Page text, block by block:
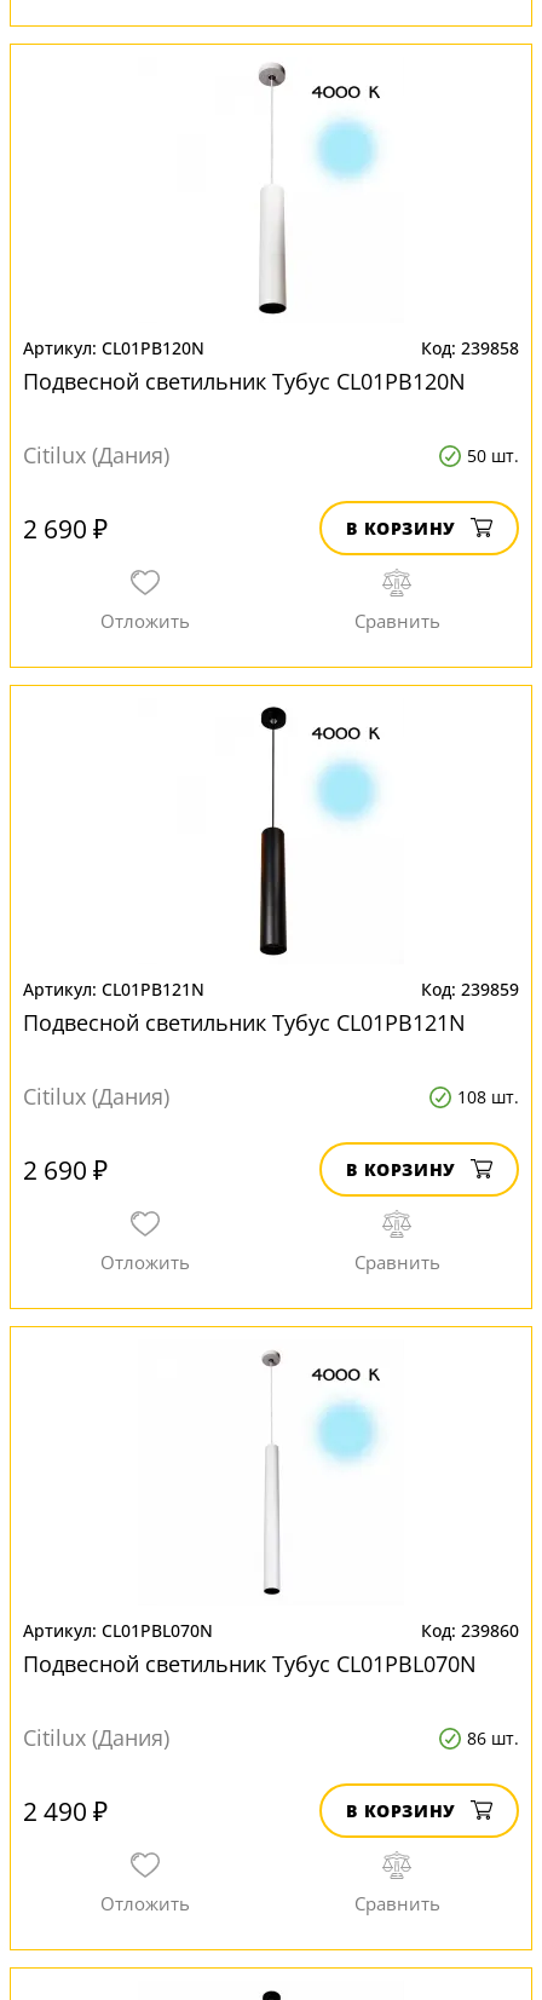
CL01PB120N 239858
Подвесной светильник Тубус CL01PB120N
Citilux (Дания) 50 шт.
2 690 ₽ В КОРЗИНУ
CL01PB121N 239859
Подвесной светильник Тубус CL01PB121N
Citilux (Дания) 108 шт.
2 690 ₽ В КОРЗИНУ
CL01PBL070N 239860
Подвесной светильник Тубус CL01PBL070N
Citilux (Дания) 86 шт.
2 490 ₽ В КОРЗИНУ